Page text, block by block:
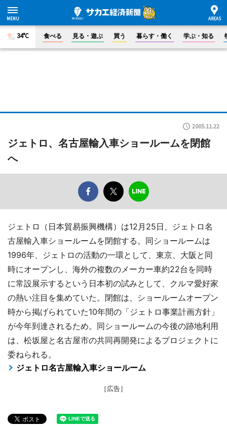
34°C 食べる 見る・遊ぶ 買う 暮らす・働く 学ぶ・知る
2005.11.22
ジェトロ、名古屋輸入車ショールームを閉館
へ
ジェトロ（日本貿易振興機構）は12月25日、ジェトロ名
古屋輸入車ショールームを閉館する。同ショールームは
1996年、ジェトロの活動の一環として、東京、大阪と同
時にオープンし、海外の複数のメーカー車約22台を同時
に常設展示するという日本初の試みとして、クルマ愛好家
の熱い注目を集めていた。閉館は、ショールームオープン
時から掲げられていた10年間の「ジェトロ事業計画方針」
が今年到達されるため。同ショールームの今後の跡地利用
は、松坂屋と名古屋市の共同再開発によるプロジェクトに
委ねられる。
ジェトロ名古屋輸入車ショールーム
［広告］